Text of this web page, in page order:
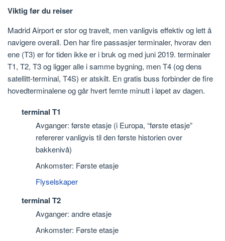
Viktig før du reiser
Madrid Airport er stor og travelt, men vanligvis effektiv og lett å
navigere overall. Den har fire passasjer terminaler, hvorav den
ene (T3) er for tiden ikke er i bruk og med juni 2019. terminaler
T1, T2, T3 og ligger alle i samme bygning, men T4 (og dens
satellitt-terminal, T4S) er atskilt. En gratis buss forbinder de fire
hovedterminalene og går hvert femte minutt i løpet av dagen.
terminal T1
Avganger: første etasje (i Europa, “første etasje”
refererer vanligvis til den første historien over
bakkenivå)
Ankomster: Første etasje
Flyselskaper
terminal T2
Avganger: andre etasje
Ankomster: Første etasje